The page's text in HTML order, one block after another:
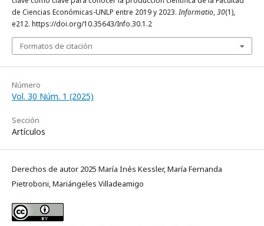
de Ciencias Económicas-UNLP entre 2019 y 2023.Informatio,30(1),
e212. https://doi.org/10.35643/Info.30.1.2
Formatos de citación
Número
Vol. 30 Núm. 1 (2025)
Sección
Artículos
Derechos de autor 2025 María Inés Kessler, María Fernanda
Pietroboni, Mariángeles Villadeamigo